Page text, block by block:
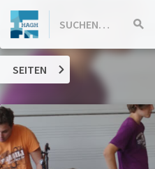
INHALT
Hannah-
Arendt-
Gymnasium
Haßloch
SUCHEN…
Suche
SEITEN